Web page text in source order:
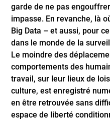
garde de ne pas
impasse. En revanche, là
Big Data – et aussi, pour
dans le monde de la
Le moindre des
comportements des
travail, sur leur lieux de
culture, est enregistré
en être retrouvée sans
espace de liberté